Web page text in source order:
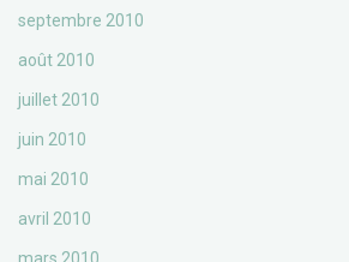
septembre 2010
août 2010
juillet 2010
juin 2010
mai 2010
avril 2010